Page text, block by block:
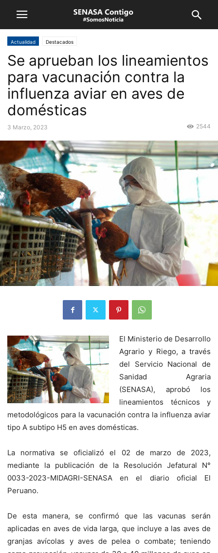
Actualidad Destacados
Se aprueban los lineamientos
para vacunación contra la
influenza aviar en aves de
domésticas
3 Marzo, 2023 2544
El Ministerio de Desarrollo
Agrario y Riego, a través
del Servicio Nacional de
Sanidad Agraria
(SENASA), aprobó los
lineamientos técnicos y
metodológicos para la vacunación contra la influenza aviar
tipo A subtipo H5 en aves domésticas.
La normativa se oficializó el 02 de marzo de 2023,
mediante la publicación de la Resolución Jefatural N°
0033-2023-MIDAGRI-SENASA en el diario oficial El
Peruano.
De esta manera, se confirmó que las vacunas serán
aplicadas en aves de vida larga, que incluye a las aves de
granjas avícolas y aves de pelea o combate; teniendo